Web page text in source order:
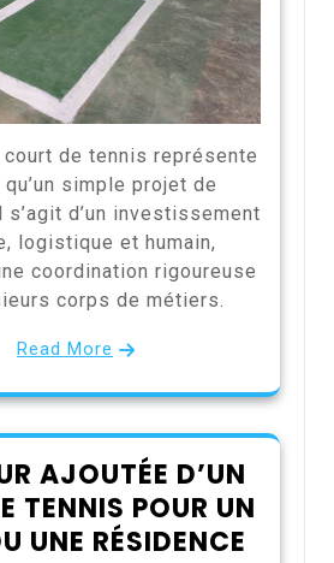
court de tennis représente
simple projet de
s’agit d’un investissement
logistique et humain,
coordination rigoureuse
corps de métiers.
Read More
AJOUTÉE D’UN
TENNIS POUR UN
UNE RÉSIDENCE